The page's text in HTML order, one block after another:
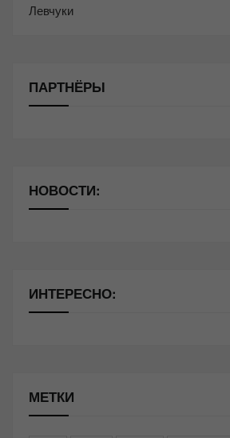
Левчуки
ПАРТНЁРЫ
НОВОСТИ:
ИНТЕРЕСНО:
МЕТКИ